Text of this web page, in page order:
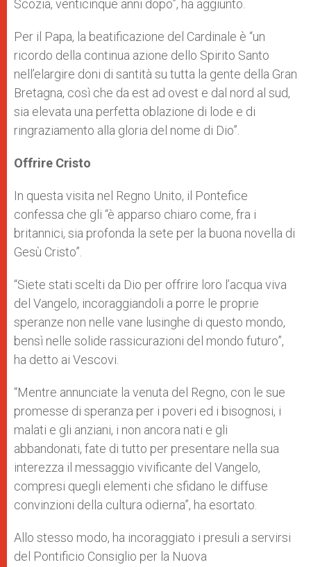
Scozia, venticinque anni dopo”, ha aggiunto.
Per il Papa, la beatificazione del Cardinale è “un
ricordo della continua azione dello Spirito Santo
nell’elargire doni di santità su tutta la gente della Gran
Bretagna, così che da est ad ovest e dal nord al sud,
sia elevata una perfetta oblazione di lode e di
ringraziamento alla gloria del nome di Dio”.
Offrire Cristo
In questa visita nel Regno Unito, il Pontefice
confessa che gli “è apparso chiaro come, fra i
britannici, sia profonda la sete per la buona novella di
Gesù Cristo”.
“Siete stati scelti da Dio per offrire loro l’acqua viva
del Vangelo, incoraggiandoli a porre le proprie
speranze non nelle vane lusinghe di questo mondo,
bensì nelle solide rassicurazioni del mondo futuro”,
ha detto ai Vescovi.
“Mentre annunciate la venuta del Regno, con le sue
promesse di speranza per i poveri ed i bisognosi, i
malati e gli anziani, i non ancora nati e gli
abbandonati, fate di tutto per presentare nella sua
interezza il messaggio vivificante del Vangelo,
compresi quegli elementi che sfidano le diffuse
convinzioni della cultura odierna”, ha esortato.
Allo stesso modo, ha incoraggiato i presuli a servirsi
del Pontificio Consiglio per la Nuova